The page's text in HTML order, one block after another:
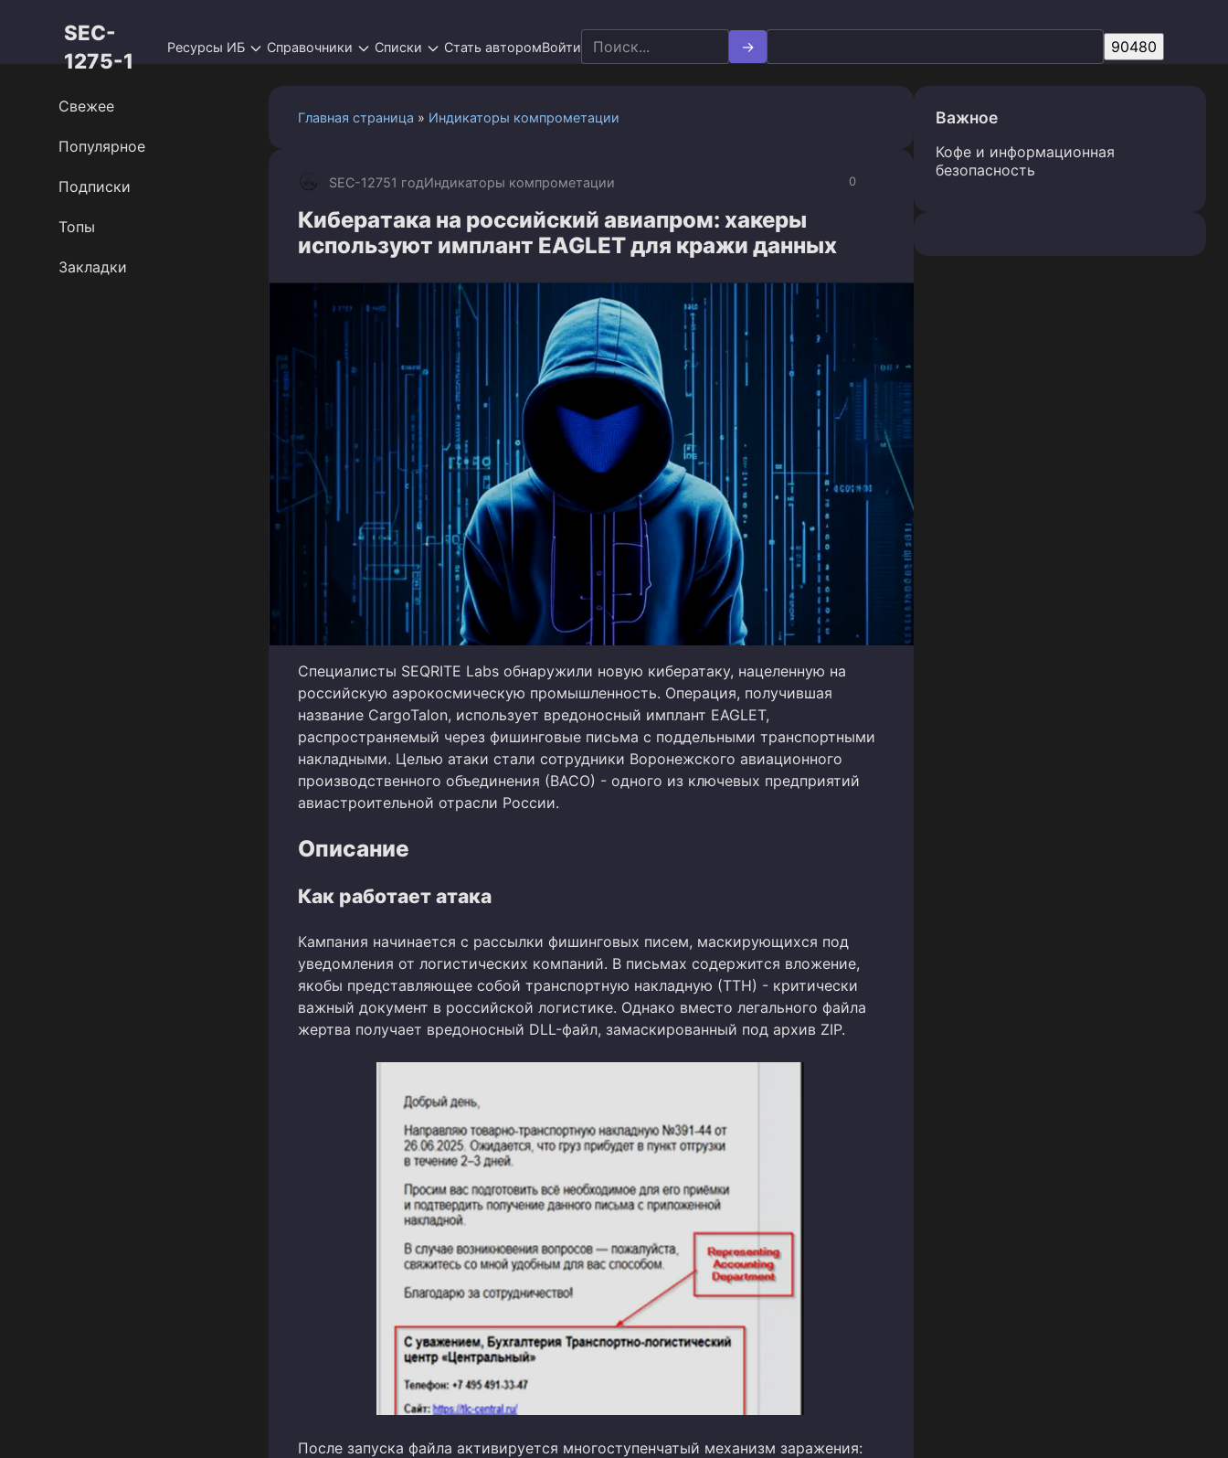
SEC-
1275-1
Ресурсы ИБ Справочники Списки Стать авторомВойти Search
for:
Главная страница » Индикаторы компрометации
0
SEC-12751 годИндикаторы компрометации
Кибератака на российский авиапром: хакеры
используют имплант EAGLET для кражи данных
Специалисты SEQRITE Labs обнаружили новую кибератаку, нацеленную на
российскую аэрокосмическую промышленность. Операция, получившая
название CargoTalon, использует вредоносный имплант EAGLET,
распространяемый через фишинговые письма с поддельными транспортными
накладными. Целью атаки стали сотрудники Воронежского авиационного
производственного объединения (ВАСО) - одного из ключевых предприятий
авиастроительной отрасли России.
Описание
Как работает атака
Кампания начинается с рассылки фишинговых писем, маскирующихся под
уведомления от логистических компаний. В письмах содержится вложение,
якобы представляющее собой транспортную накладную (ТТН) - критически
важный документ в российской логистике. Однако вместо легального файла
жертва получает вредоносный DLL-файл, замаскированный под архив ZIP.
После запуска файла активируется многоступенчатый механизм заражения:
Свежее
Популярное
Подписки
Топы
Закладки
Важное
Кофе и информационная
безопасность